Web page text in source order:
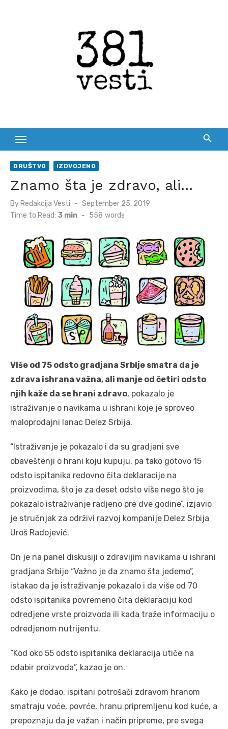
DRUŠTVO IZDVOJENO
Znamo šta je zdravo, ali…
By Redakcija Vesti
Posted
September 25, 2019
Time to Read: 3 min - 558 words
Više od 75 odsto gradjana Srbije smatra da je
zdrava ishrana važna, ali manje od četiri odsto
njih kaže da se hrani zdravo, pokazalo je
istraživanje o navikama u ishrani koje je sproveo
maloprodajni lanac Delez Srbija.
“Istraživanje je pokazalo i da su gradjani sve
obaveštenji o hrani koju kupuju, pa tako gotovo 15
odsto ispitanika redovno čita deklaracije na
proizvodima, što je za deset odsto više nego što je
pokazalo istraživanje radjeno pre dve godine”, izjavio
je stručnjak za održivi razvoj kompanije Delez Srbija
Uroš Radojević.
On je na panel diskusiji o zdravijim navikama u ishrani
gradjana Srbije “Važno je da znamo šta jedemo”,
istakao da je istraživanje pokazalo i da više od 70
odsto ispitanika povremeno čita deklaraciju kod
odredjene vrste proizvoda ili kada traže informaciju o
odredjenom nutrijentu.
“Kod oko 55 odsto ispitanika deklaracija utiče na
odabir proizvoda”, kazao je on.
Kako je dodao, ispitani potrošači zdravom hranom
smatraju voće, povrće, hranu pripremljenu kod kuće, a
prepoznaju da je važan i način pripreme, pre svega